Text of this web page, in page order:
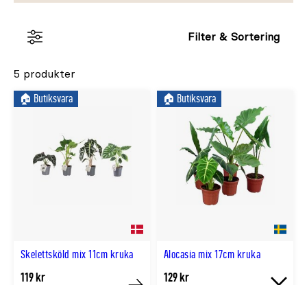
Filter & Sortering
5 produkter
Skelettsköld mix 11cm kruka
🏠︎ Butiksvara
119 kr
Alocasia mix 17cm kruka
🏠︎ Butiksvara
129 kr